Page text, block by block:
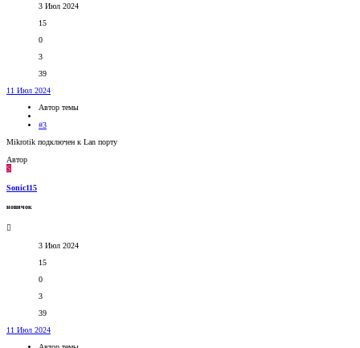
3 Июл 2024
15
0
3
39
11 Июл 2024
Автор темы
#3
Mikrotik подключен к Lan порту
Автор
S
Sonic115
новичок
3 Июл 2024
15
0
3
39
11 Июл 2024